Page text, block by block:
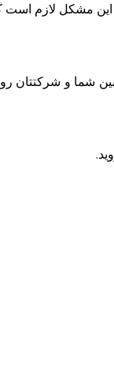
مشکل لازم است
شما و شرکتتان